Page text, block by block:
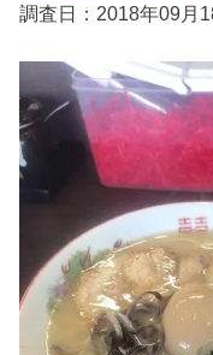
調査日：2018年09月